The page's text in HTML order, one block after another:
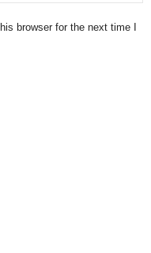
browser for the next time I